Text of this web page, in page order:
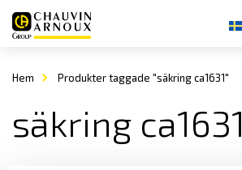
Hem Produkter taggade "säkring ca1631"
säkring ca1631